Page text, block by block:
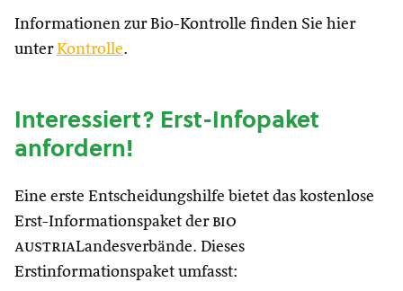
Informationen zur Bio-Kontrolle finden Sie hier
unterKontrolle.
Interessiert? Erst-Infopaket
anfordern!
Eine erste Entscheidungshilfe bietet das kostenlose
Erst-Informationspaket der bio
austriaLandesverbände. Dieses
Erstinformationspaket umfasst: